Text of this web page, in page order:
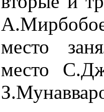
место
место